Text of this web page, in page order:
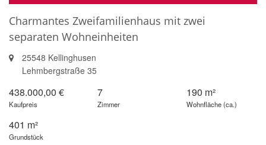
Charmantes Zweifamilienhaus mit zwei
separaten Wohneinheiten
25548 Kellinghusen
Lehmbergstraße 35
438.000,00 €
Kaufpreis
7
Zimmer
190 m²
Wohnfläche (ca.)
401 m²
Grundstück